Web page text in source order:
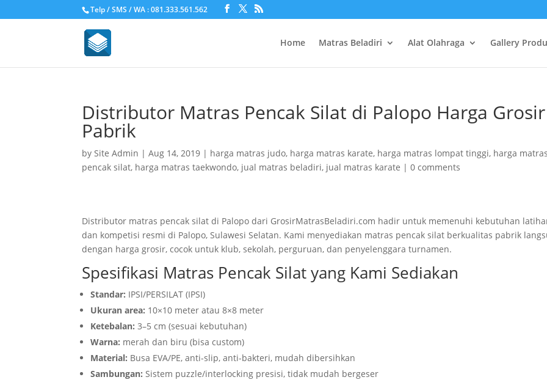
Telp / SMS / WA : 081.333.561.562
Home Matras Beladiri Alat Olahraga Gallery
Distributor Matras Pencak Silat di Palopo Harga Grosir
Pabrik
bySite Admin |Aug 14, 2019 | harga matras judo, harga matras karate, harga matras lompat tinggi, harga
pencak silat, harga matras taekwondo, jual matras beladiri, jual matras karate |0 comments
Distributor matras pencak silat di Palopo dari GrosirMatrasBeladiri.com hadir untuk memenuhi kebutuhan
dan kompetisi resmi di Palopo, Sulawesi Selatan. Kami menyediakan matras pencak silat berkualitas pabrik
dengan harga grosir, cocok untuk klub, sekolah, perguruan, dan penyelenggara turnamen.
Spesifikasi Matras Pencak Silat yang Kami Sediakan
Standar: IPSI/PERSILAT (IPSI)
Ukuran area: 10×10 meter atau 8×8 meter
Ketebalan: 3–5 cm (sesuai kebutuhan)
Warna: merah dan biru (bisa custom)
Material: Busa EVA/PE, anti-slip, anti-bakteri, mudah dibersihkan
Sambungan: Sistem puzzle/interlocking presisi, tidak mudah bergeser